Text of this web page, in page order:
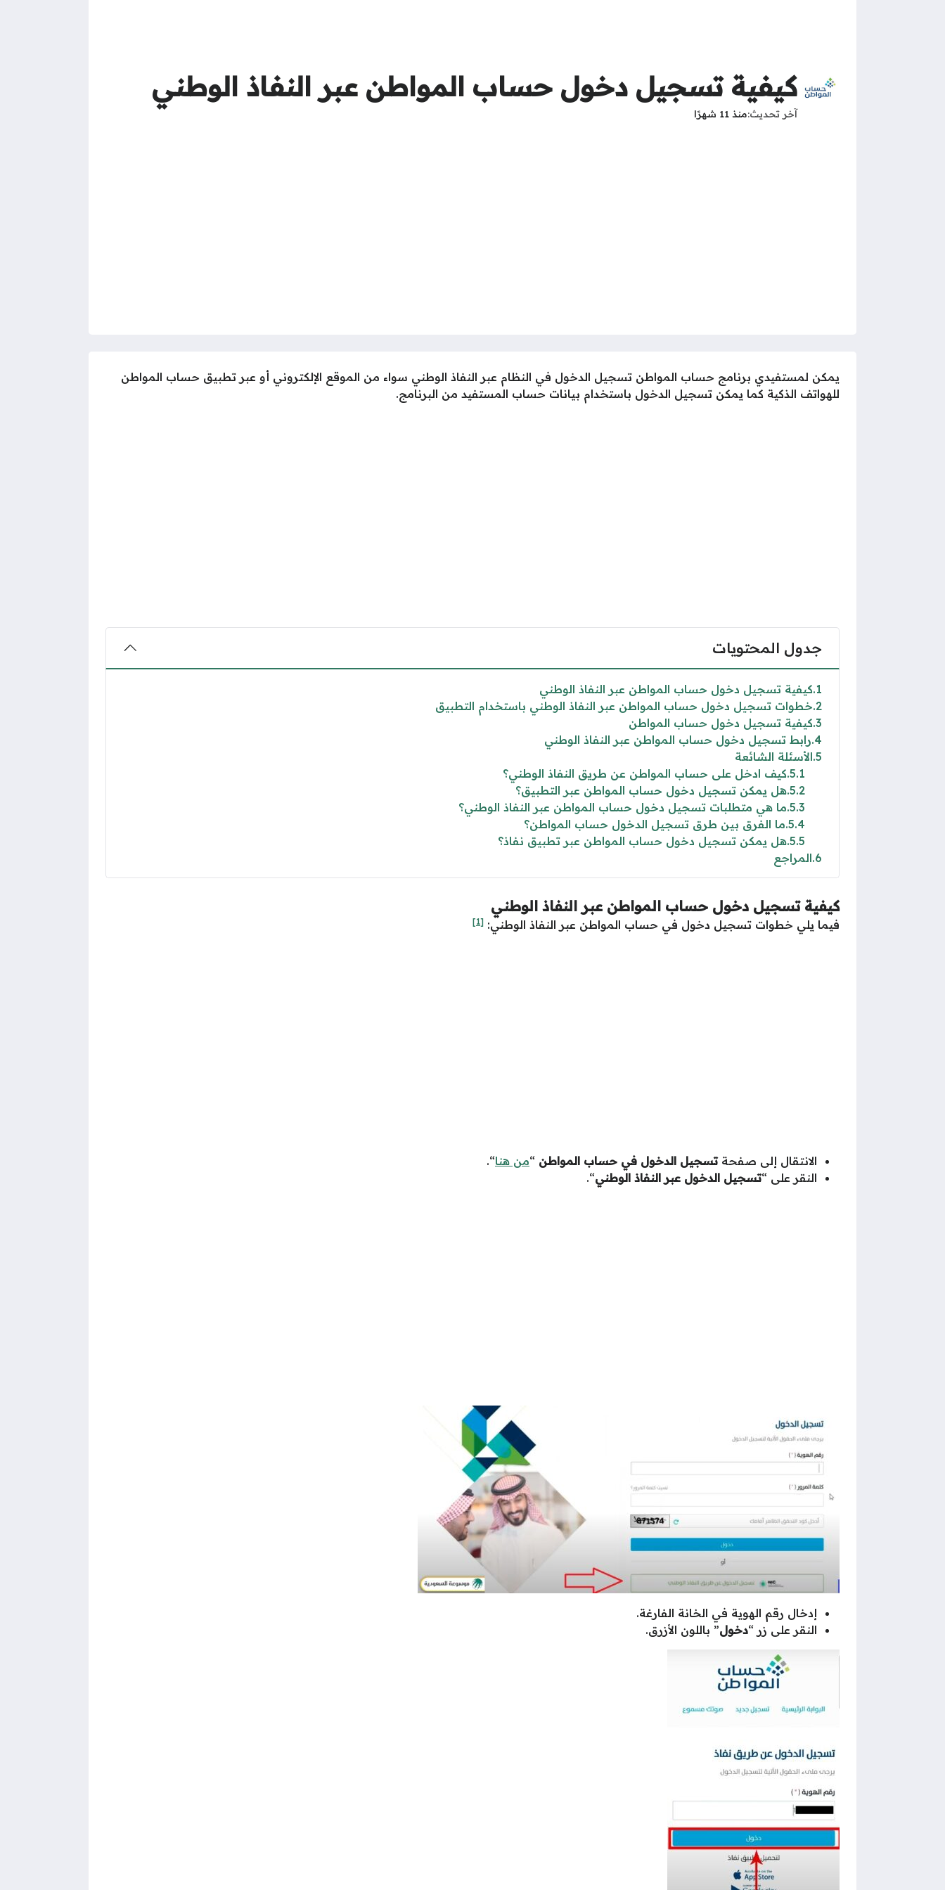
كيفية تسجيل دخول حساب المواطن عبر النفاذ الوطني
آخر تحديث منذ 11 شهرًا
يمكن لمستفيدي برنامج حساب المواطن تسجيل الدخول في النظام عبر النفاذ الوطني سواء من الموقع الإلكتروني أو عبر تطبيق حساب المواطن
للهواتف الذكية كما يمكن تسجيل الدخول باستخدام بيانات حساب المستفيد من البرنامج.
جدول المحتويات
1 كيفية تسجيل دخول حساب المواطن عبر النفاذ الوطني
2 خطوات تسجيل دخول حساب المواطن عبر النفاذ الوطني باستخدام التطبيق
3 كيفية تسجيل دخول حساب المواطن
4 رابط تسجيل دخول حساب المواطن عبر النفاذ الوطني
5 الأسئلة الشائعة
5.1 كيف ادخل على حساب المواطن عن طريق النفاذ الوطني؟
5.2 هل يمكن تسجيل دخول حساب المواطن عبر التطبيق؟
5.3 ما هي متطلبات تسجيل دخول حساب المواطن عبر النفاذ الوطني؟
5.4 ما الفرق بين طرق تسجيل الدخول حساب المواطن؟
5.5 هل يمكن تسجيل دخول حساب المواطن عبر تطبيق نفاذ؟
6 المراجع
كيفية تسجيل دخول حساب المواطن عبر النفاذ الوطني
فيما يلي خطوات تسجيل دخول في حساب المواطن عبر النفاذ الوطني: [1]
الانتقال إلى صفحة تسجيل الدخول في حساب المواطن “من هنا“.
النقر على “تسجيل الدخول عبر النفاذ الوطني“.
إدخال رقم الهوية في الخانة الفارغة.
النقر على زر “دخول” باللون الأزرق.